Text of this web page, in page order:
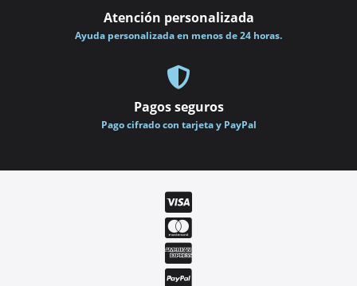
Atención personalizada
Ayuda personalizada en menos de 24 horas.

Pagos seguros
Pago cifrado con tarjeta y PayPal



